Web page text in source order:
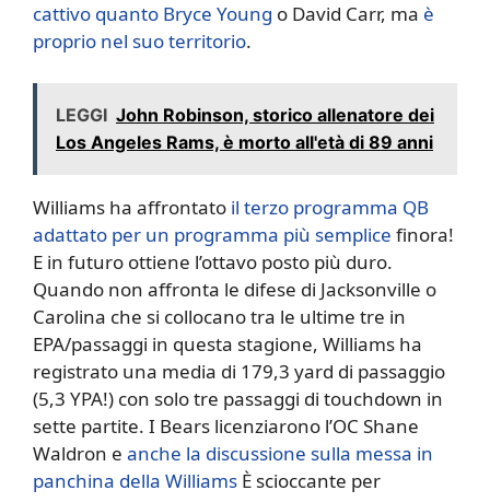
cattivo quanto Bryce Young o David Carr, ma è
proprio nel suo territorio.
LEGGI John Robinson, storico allenatore dei
Los Angeles Rams, è morto all'età di 89 anni
Williams ha affrontato il terzo programma QB
adattato per un programma più semplice finora!
E in futuro ottiene l’ottavo posto più duro.
Quando non affronta le difese di Jacksonville o
Carolina che si collocano tra le ultime tre in
EPA/passaggi in questa stagione, Williams ha
registrato una media di 179,3 yard di passaggio
(5,3 YPA!) con solo tre passaggi di touchdown in
sette partite. I Bears licenziarono l’OC Shane
Waldron e anche la discussione sulla messa in
panchina della Williams È scioccante per